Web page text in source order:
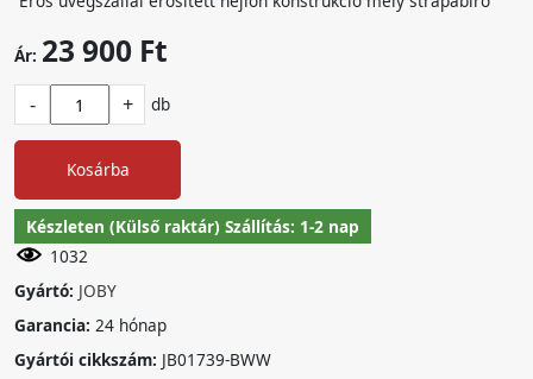
Ár: 23 900 Ft
- + db
Kosárba
Készleten (Külső raktár) Szállítás: 1-2 nap
1032
Gyártó: JOBY
Garancia: 24 hónap
Gyártói cikkszám: JB01739-BWW